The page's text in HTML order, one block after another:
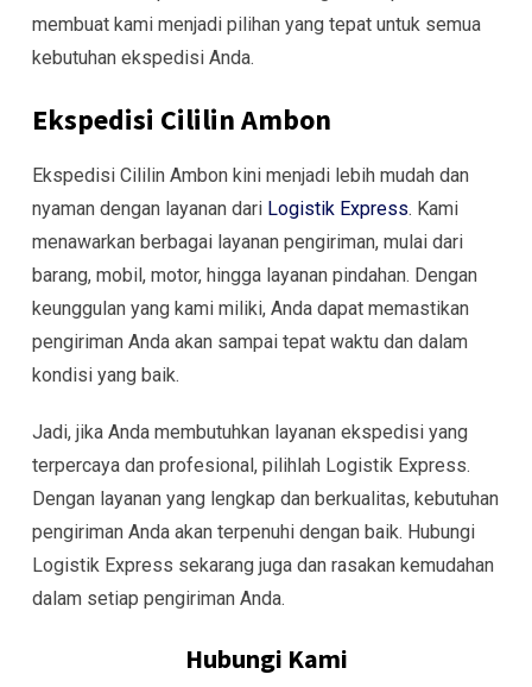
membuat kami menjadi pilihan yang tepat untuk semua
kebutuhan ekspedisi Anda.
Ekspedisi Cililin Ambon
Ekspedisi Cililin Ambon kini menjadi lebih mudah dan
nyaman dengan layanan dari Logistik Express. Kami
menawarkan berbagai layanan pengiriman, mulai dari
barang, mobil, motor, hingga layanan pindahan. Dengan
keunggulan yang kami miliki, Anda dapat memastikan
pengiriman Anda akan sampai tepat waktu dan dalam
kondisi yang baik.
Jadi, jika Anda membutuhkan layanan ekspedisi yang
terpercaya dan profesional, pilihlah Logistik Express.
Dengan layanan yang lengkap dan berkualitas, kebutuhan
pengiriman Anda akan terpenuhi dengan baik. Hubungi
Logistik Express sekarang juga dan rasakan kemudahan
dalam setiap pengiriman Anda.
Hubungi Kami